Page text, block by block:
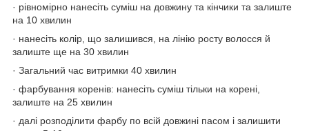
· рівномірно нанесіть суміш на довжину та кінчики та залиште
на 10 хвилин
· нанесіть колір, що залишився, на лінію росту волосся й
залиште ще на 30 хвилин
· Загальний час витримки 40 хвилин
· фарбування коренів: нанесіть суміш тільки на корені,
залиште на 25 хвилин
· далі розподілити фарбу по всій довжині пасом і залишити